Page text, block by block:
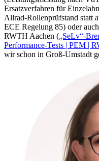
Ersatzverfahren für
Allrad-Rollenprüfstand statt
ECE Regelung 85) oder
RWTH Aachen („SeLv“-
Performance-Tests | PEM |
wir schon in Groß-Umstadt